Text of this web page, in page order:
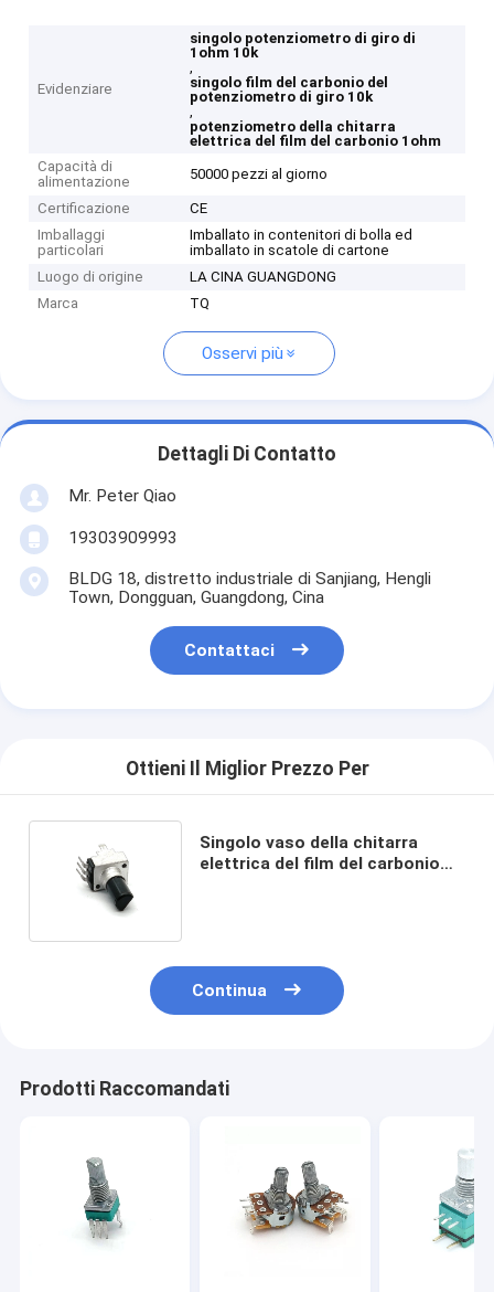
Evidenziare
singolo potenziometro di giro di
1ohm 10k
,
singolo film del carbonio del
potenziometro di giro 10k
,
potenziometro della chitarra
elettrica del film del carbonio 1ohm
Capacità di
alimentazione
50000 pezzi al giorno
Certificazione
CE
Imballaggi
particolari
Imballato in contenitori di bolla ed
imballato in scatole di cartone
Luogo di origine
LA CINA GUANGDONG
Marca
TQ
Osservi più
Dettagli Di Contatto
Mr. Peter Qiao
19303909993
BLDG 18, distretto industriale di Sanjiang, Hengli
Town, Dongguan, Guangdong, Cina
Contattaci
Ottieni Il Miglior Prezzo Per
Singolo vaso della chitarra
elettrica del film del carbonio
Continua
Prodotti Raccomandati